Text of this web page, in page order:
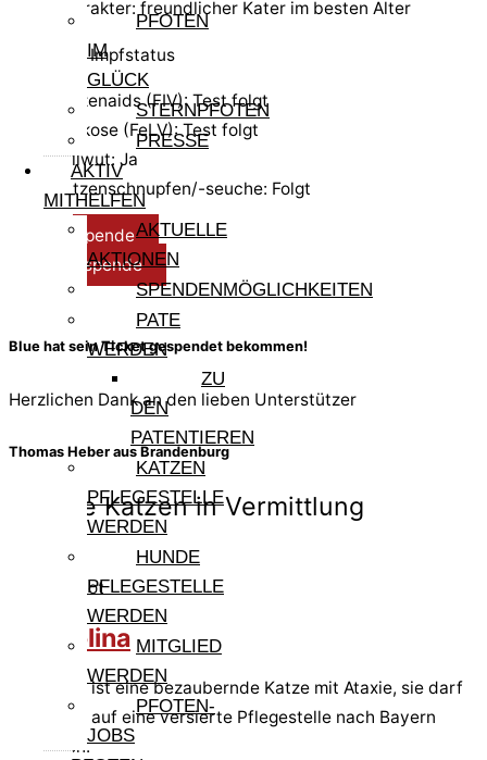
PFOTEN
IM
GLÜCK
STERNPFOTEN
PRESSE
AKTIV
MITHELFEN
AKTUELLE
AKTIONEN
SPENDENMÖGLICHKEITEN
PATE
WERDEN
ZU
DEN
PATENTIEREN
KATZEN
PFLEGESTELLE
WERDEN
HUNDE
PFLEGESTELLE
WERDEN
MITGLIED
WERDEN
PFOTEN-
JOBS
Charakter: freundlicher Kater im besten Alter
Test- und Impfstatus
Katzenaids (FIV): Test folgt
Leukose (FeLV): Test folgt
Tollwut: Ja
Katzenschnupfen/-seuche: Folgt
Reisespende
Pflegespende
Blue hat sein Ticket gespendet bekommen!
Herzlichen Dank an den lieben Unterstützer
Thomas Heber aus Brandenburg
Andere Katzen in Vermittlung
Pfote in Not
Tremolina
Tremolina ist eine bezaubernde Katze mit Ataxie, sie darf
im August auf eine versierte Pflegestelle nach Bayern
ausreisen.